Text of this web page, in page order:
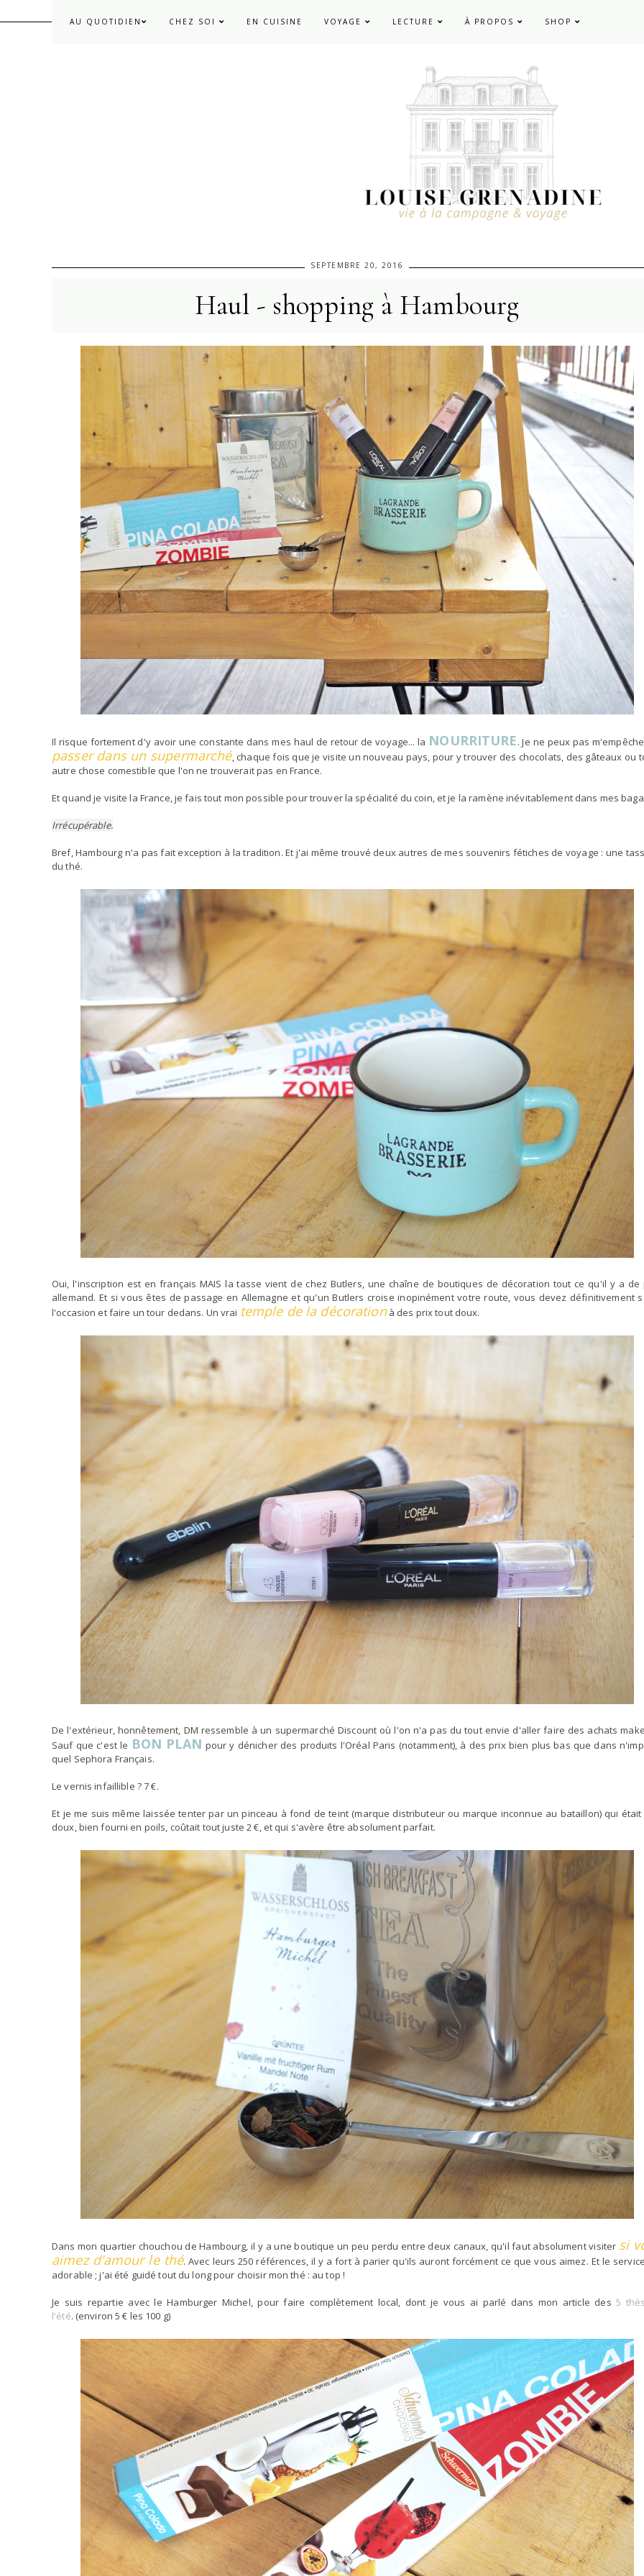
AU QUOTIDIEN CHEZ SOI EN CUISINE VOYAGE LECTURE À PROPOS SHOP
SEPTEMBRE 20, 2016
Haul - shopping à Hambourg
Il risque fortement d'y avoir une constante dans mes haul de retour de voyage... la NOURRITURE. Je ne peux pas
passer dans un supermarché, chaque fois que je visite un nouveau pays, pour y trouver des chocolats, des gâteaux ou
autre chose comestible que l'on ne trouverait pas en France.
Et quand je visite la France, je fais tout mon possible pour trouver la spécialité du coin, et je la ramène inévitablement dans mes
Irrécupérable.
Bref, Hambourg n'a pas fait exception à la tradition. Et j'ai même trouvé deux autres de mes souvenirs fétiches de voyage : une
du thé.
Oui, l'inscription est en français MAIS la tasse vient de chez Butlers, une chaîne de boutiques de décoration tout ce qu'il y a de
allemand. Et si vous êtes de passage en Allemagne et qu'un Butlers croise inopinément votre route, vous devez définitivement
l'occasion et faire un tour dedans. Un vrai temple de la décorationà des prix tout doux.
De l'extérieur, honnêtement, DM ressemble à un supermarché Discount où l'on n'a pas du tout envie d'aller faire des achats
Sauf que c'est le BON PLAN pour y dénicher des produits l'Oréal Paris (notamment), à des prix bien plus bas que dans
quel Sephora Français.
Le vernis infaillible ? 7 €.
Et je me suis même laissée tenter par un pinceau à fond de teint (marque distributeur ou marque inconnue au bataillon) qui
doux, bien fourni en poils, coûtait tout juste 2 €, et qui s'avère être absolument parfait.
Dans mon quartier chouchou de Hambourg, il y a une boutique un peu perdu entre deux canaux, qu'il faut absolument visiter si
aimez d'amour le thé. Avec leurs 250 références, il y a fort à parier qu'ils auront forcément ce que vous aimez. Et le
adorable ; j'ai été guidé tout du long pour choisir mon thé : au top !
Je suis repartie avec le Hamburger Michel, pour faire complètement local, dont je vous ai parlé dans mon article des5
l'été. (environ 5 € les 100 g)